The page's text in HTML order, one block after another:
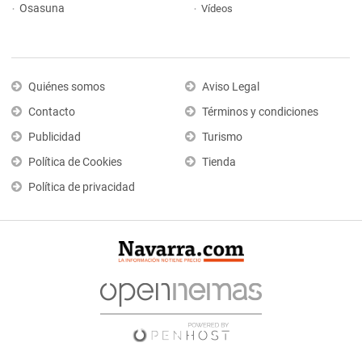
Osasuna
Vídeos
Quiénes somos
Contacto
Publicidad
Política de Cookies
Política de privacidad
Aviso Legal
Términos y condiciones
Turismo
Tienda